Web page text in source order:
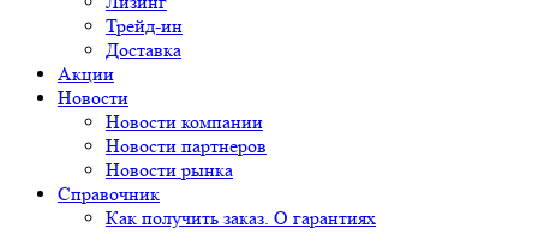
Трейд-ин
Доставка
Акции
Новости
Новости компании
Новости партнеров
Новости рынка
Справочник
Как получить заказ. О гарантиях